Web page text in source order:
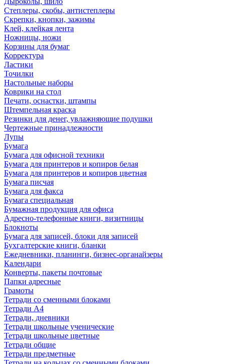
Степлеры, скобы, антистеплеры
Скрепки, кнопки, зажимы
Клей, клейкая лента
Ножницы, ножи
Корзины для бумаг
Корректура
Ластики
Точилки
Настольные наборы
Коврики на стол
Печати, оснастки, штампы
Штемпельная краска
Резинки для денег, увлажняющие подушки
Чертежные принадлежности
Лупы
Бумага
Бумага для офисной техники
Бумага для принтеров и копиров белая
Бумага для принтеров и копиров цветная
Бумага писчая
Бумага для факса
Бумага специальная
Бумажная продукция для офиса
Адресно-телефонные книги, визитницы
Блокноты
Бумага для записей, блоки для записей
Бухгалтерские книги, бланки
Ежедневники, планинги, бизнес-органайзеры
Календари
Конверты, пакеты почтовые
Папки адресные
Грамоты
Тетради со сменными блоками
Тетради А4
Тетради, дневники
Тетради школьные ученические
Тетради школьные цветные
Тетради общие
Тетради предметные